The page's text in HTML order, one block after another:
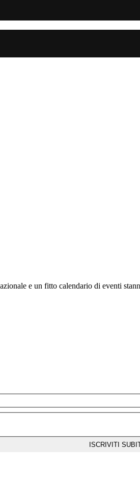
e un fitto calendario di eventi